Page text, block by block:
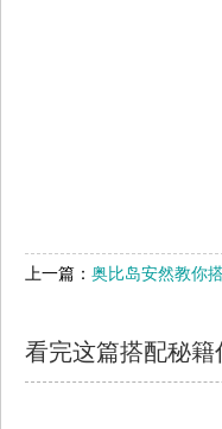
上一篇： 奥比岛安然教你
看完这篇搭配秘